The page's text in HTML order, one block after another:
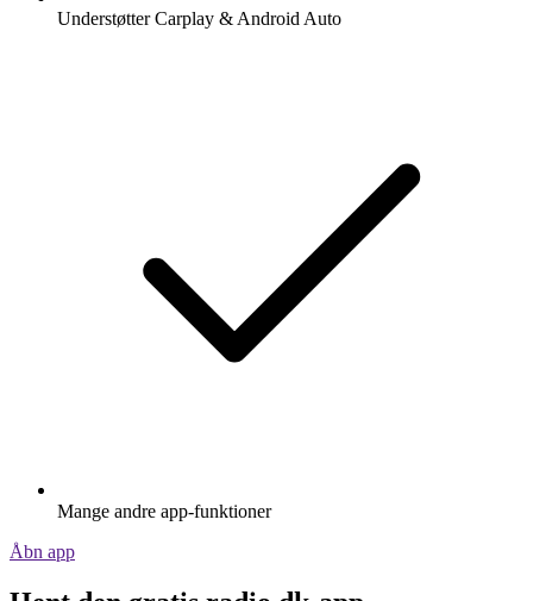
Understøtter Carplay & Android Auto
Mange andre app-funktioner
Åbn app